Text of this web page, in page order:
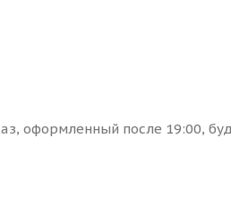
оформленный после 19:00,